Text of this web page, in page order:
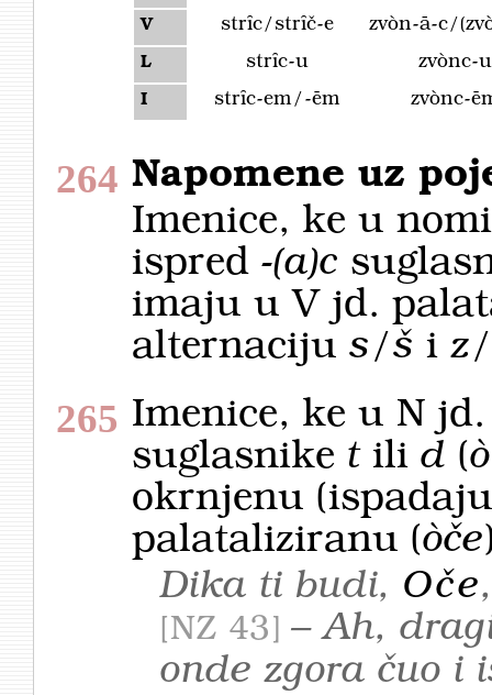
V strȋc/strȋč-e zvòn-ā-c/
L strȋc-u zvònc-u
I strȋc-em/-ēm zvònc-
264 Napomene uz
Imenice, ke u
ispred -(a)c
imaju u V jd.
alternaciju s/š i
265 Imenice, ke u N
suglasnike tili d (
okrnjenu
palataliziranu (òče
Dika ti budi, Oče
NZ 43
– Ah,
onde zgora čuo